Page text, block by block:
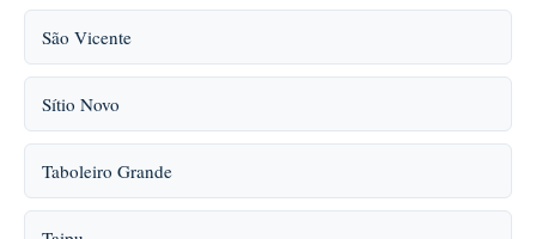
São Vicente
Sítio Novo
Taboleiro Grande